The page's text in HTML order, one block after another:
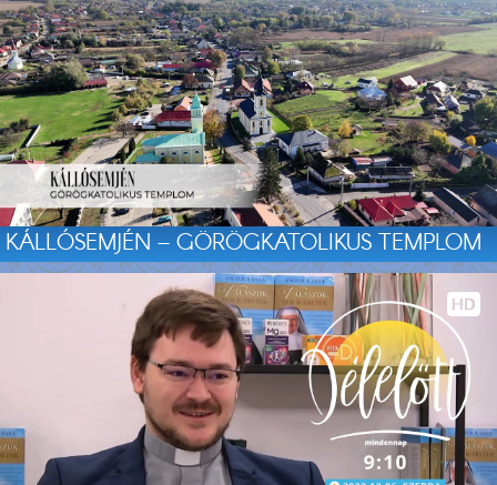
KÁLLÓSEMJÉN – GÖRÖGKATOLIKUS TEMPLOM